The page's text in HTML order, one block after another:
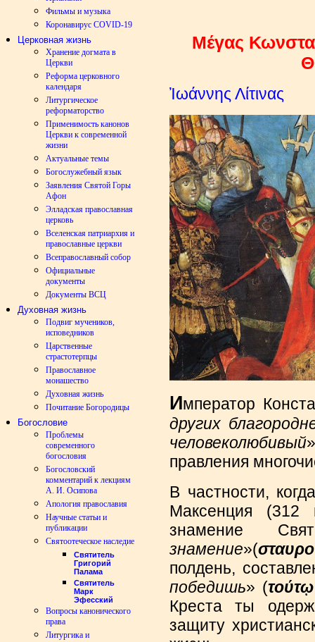
Фильмы и музыка
Коронавирус COVID-19
Церковная жизнь
Хранение догмата в
Церкви
Реформа церковного
календаря
Литургическое
реформаторство
Применимость канонов
Церкви к современной
жизни
Актуальные темы
Богослужебный язык
Заявления Святой Горы
Афон
Элладская православная
церковь
Вселенская патриархия и
православные церкви
Всеправославный собор
Официальные
документы
Документы ВСЦ
Духовная жизнь
Подвиг мучеников,
исповедников
Царственные
страстотерпцы
Православное
монашество
Духовная жизнь
Почитание Богородицы
Богословие
Проблемы
современного
богословия
Богословский
комментарий к лекциям
А. И. Осипова
Апология православия
Научные статьи и
публикации
Святоотеческое наследие
Святитель
Григорий
Палама
Святитель
Марк
Эфесский
Вопросы канонического
права
Литургика и
Μέγας
Ἰωάννης Λίτινας
Император
других
человеколюбивый
правления
В частности,
Максенция (312
знамение
знамение»(
полдень,
победишь» (τούτῳ
Креста ты
защиту